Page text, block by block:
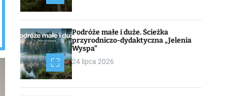
Podróże małe i duże. Ścieżka
przyrodniczo-dydaktyczna „Jelenia
Wyspa”
24 lipca 2026